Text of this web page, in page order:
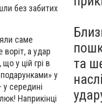
без забитих
саме
а удар
у цій грі в
у
середині
Наприкінці
та